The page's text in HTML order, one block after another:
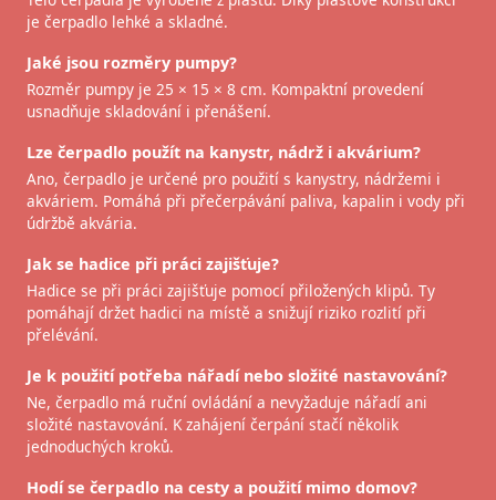
je čerpadlo lehké a skladné.
Jaké jsou rozměry pumpy?
Rozměr pumpy je 25 × 15 × 8 cm. Kompaktní provedení
usnadňuje skladování i přenášení.
Lze čerpadlo použít na kanystr, nádrž i akvárium?
Ano, čerpadlo je určené pro použití s kanystry, nádržemi i
akváriem. Pomáhá při přečerpávání paliva, kapalin i vody při
údržbě akvária.
Jak se hadice při práci zajišťuje?
Hadice se při práci zajišťuje pomocí přiložených klipů. Ty
pomáhají držet hadici na místě a snižují riziko rozlití při
přelévání.
Je k použití potřeba nářadí nebo složité nastavování?
Ne, čerpadlo má ruční ovládání a nevyžaduje nářadí ani
složité nastavování. K zahájení čerpání stačí několik
jednoduchých kroků.
Hodí se čerpadlo na cesty a použití mimo domov?